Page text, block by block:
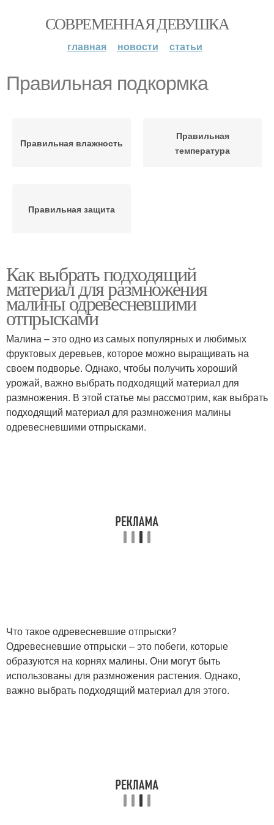
СОВРЕМЕННАЯ ДЕВУШКА
главная новости статьи
Правильная подкормка
Правильная влажность
Правильная
температура
Правильная защита
Как выбрать подходящий
материал для размножения
малины одревесневшими
отпрысками
Малина – это одно из самых популярных и любимых
фруктовых деревьев, которое можно выращивать на
своем подворье. Однако, чтобы получить хороший
урожай, важно выбрать подходящий материал для
размножения. В этой статье мы рассмотрим, как выбрать
подходящий материал для размножения малины
одревесневшими отпрысками.
Что такое одревесневшие отпрыски?
Одревесневшие отпрыски – это побеги, которые
образуются на корнях малины. Они могут быть
использованы для размножения растения. Однако,
важно выбрать подходящий материал для этого.